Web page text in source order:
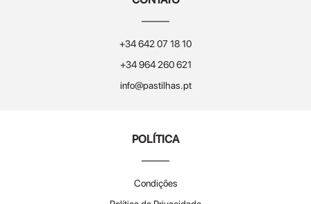
+34 642 07 18 10
+34 964 260 621
info@pastilhas.pt
POLÍTICA
Condições